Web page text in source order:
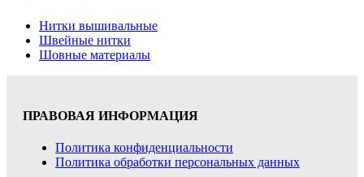
Нитки вышивальные
Швейные нитки
Шовные материалы
ПРАВОВАЯ ИНФОРМАЦИЯ
Политика конфиденциальности
Политика обработки персональных данных